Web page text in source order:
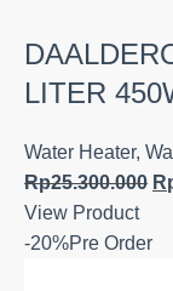
LITER
Water Heater,
Rp25.300.000
View Product
-20%Pre Order